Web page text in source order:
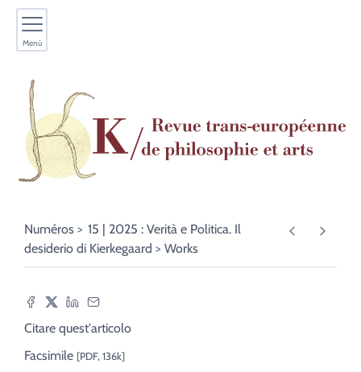
Menù
Numéros
15 | 2025 : Verità e Politica. Il
desiderio di Kierkegaard
Works
Citare quest'articolo
Facsimile [PDF, 136k]